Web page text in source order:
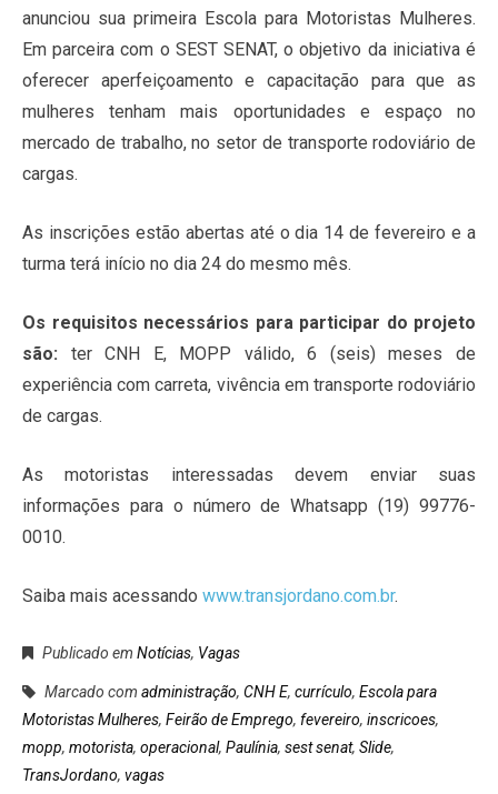
anunciou sua primeira Escola para Motoristas Mulheres.
Em parceira com o SEST SENAT, o objetivo da iniciativa é
oferecer aperfeiçoamento e capacitação para que as
mulheres tenham mais oportunidades e espaço no
mercado de trabalho, no setor de transporte rodoviário de
cargas.
As inscrições estão abertas até o dia 14 de fevereiro e a
turma terá início no dia 24 do mesmo mês.
Os requisitos necessários para participar do projeto
são: ter CNH E, MOPP válido, 6 (seis) meses de
experiência com carreta, vivência em transporte rodoviário
de cargas.
As motoristas interessadas devem enviar suas
informações para o número de Whatsapp (19) 99776-
0010.
Saiba mais acessando www.transjordano.com.br.
Publicado em Notícias, Vagas
Marcado com administração, CNH E, currículo, Escola para
Motoristas Mulheres, Feirão de Emprego, fevereiro, inscricoes,
mopp, motorista, operacional, Paulínia, sest senat, Slide,
TransJordano, vagas